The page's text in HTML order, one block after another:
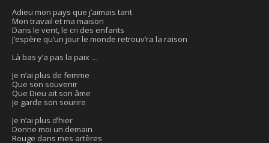
Adieu mon pays que j’aimais tant
Mon travail et ma maison
Dans le vent, le cri des enfants
J’espère qu’un jour le monde retrouv’ra la raison
Là bas y’a pas la paix …
Je n’ai plus de femme
Que son souvenir
Que Dieu ait son âme
Je garde son sourire
Je n’ai plus d’hier
Donne moi un demain
Rouge dans mes artères